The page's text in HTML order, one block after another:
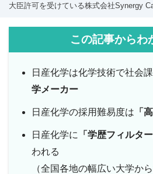
大臣許可を受けている株式会社Synergy
この記事からわ
日産化学は化学技術で社会
学メーカー
日産化学の採用難易度は 「
日産化学に 「学歴フィルタ
われる
（全国各地の幅広い大学か